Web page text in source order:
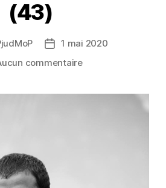
(43)
Date1 mai 2020
commentairesur